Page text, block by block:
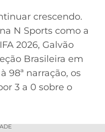
crescendo.
N Sports como a
2026, Galvão
Brasileira em
98ª narração, os
3 a 0 sobre o